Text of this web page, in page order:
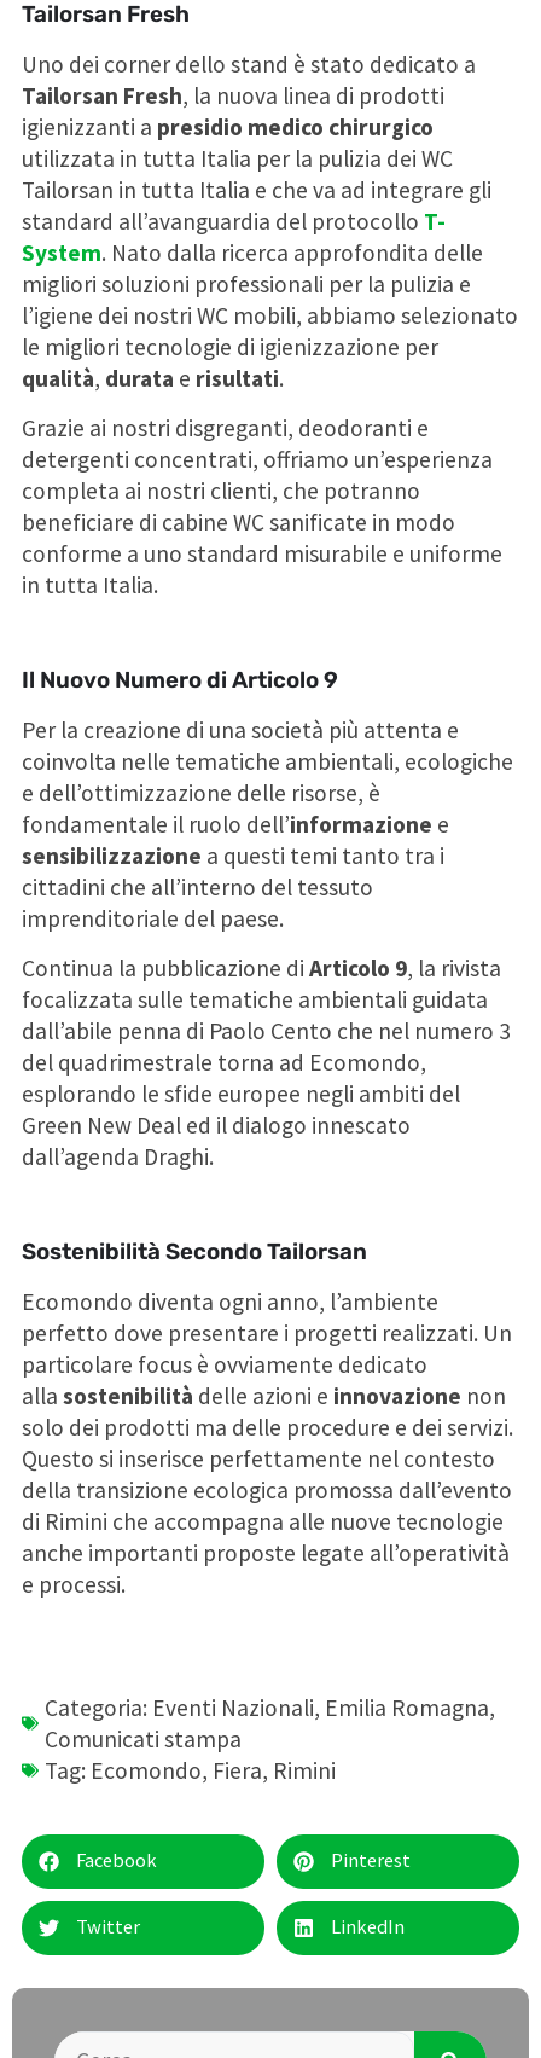
Tailorsan Fresh
Uno dei corner dello stand è stato dedicato a
Tailorsan Fresh, la nuova linea di prodotti
igienizzanti a presidio medico chirurgico
utilizzata in tutta Italia per la pulizia dei WC
Tailorsan in tutta Italia e che va ad integrare gli
standard all’avanguardia del protocollo T-
System. Nato dalla ricerca approfondita delle
migliori soluzioni professionali per la pulizia e
l’igiene dei nostri WC mobili, abbiamo selezionato
le migliori tecnologie di igienizzazione per
qualità, durata e risultati.
Grazie ai nostri disgreganti, deodoranti e
detergenti concentrati, offriamo un’esperienza
completa ai nostri clienti, che potranno
beneficiare di cabine WC sanificate in modo
conforme a uno standard misurabile e uniforme
in tutta Italia.
Il Nuovo Numero di Articolo 9
Per la creazione di una società più attenta e
coinvolta nelle tematiche ambientali, ecologiche
e dell’ottimizzazione delle risorse, è
fondamentale il ruolo dell’informazione e
sensibilizzazione a questi temi tanto tra i
cittadini che all’interno del tessuto
imprenditoriale del paese.
Continua la pubblicazione di Articolo 9, la rivista
focalizzata sulle tematiche ambientali guidata
dall’abile penna di Paolo Cento che nel numero 3
del quadrimestrale torna ad Ecomondo,
esplorando le sfide europee negli ambiti del
Green New Deal ed il dialogo innescato
dall’agenda Draghi.
Sostenibilità Secondo Tailorsan
Ecomondo diventa ogni anno, l’ambiente
perfetto dove presentare i progetti realizzati. Un
particolare focus è ovviamente dedicato
alla sostenibilità delle azioni e innovazione non
solo dei prodotti ma delle procedure e dei servizi.
Questo si inserisce perfettamente nel contesto
della transizione ecologica promossa dall’evento
di Rimini che accompagna alle nuove tecnologie
anche importanti proposte legate all’operatività
e processi.
Categoria: Eventi Nazionali, Emilia Romagna,
Comunicati stampa
Tag: Ecomondo, Fiera, Rimini
Facebook Pinterest
Twitter LinkedIn